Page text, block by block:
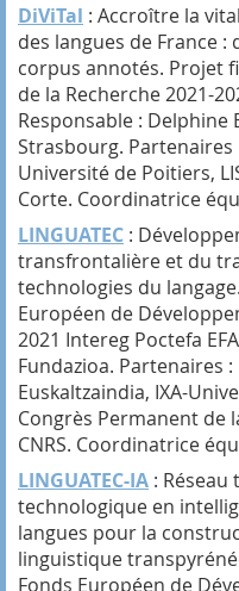
DiViTal : Accroître la
des langues de France
corpus annotés. Projet
de la Recherche 2021-
Responsable :
Strasbourg. Partenaires :
Université de Poitiers,
Corte. Coordinatrice
LINGUATEC :
transfrontalière et du
technologies du
Européen de
2021 Intereg Poctefa
Fundazioa. Partenaires
Euskaltzaindia, IXA-
Congrès Permanent de
CNRS. Coordinatrice
LINGUATEC-IA :
technologique en
langues pour la
linguistique
Fonds Européen de